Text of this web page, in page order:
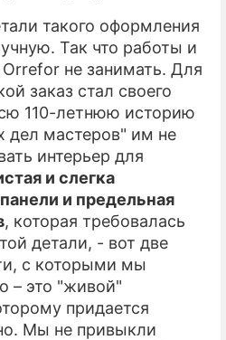
такого оформления
Так что работы и
не занимать. Для
заказ стал своего
110-летнюю историю
дел мастеров" им не
интерьер для
и слегка
и предельная
, которая требовалась
детали, - вот две
с которыми мы
– это "живой"
придается
Мы не привыкли